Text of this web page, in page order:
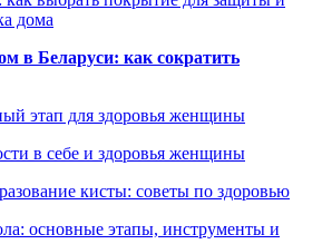
дома
в Беларуси: как сократить
этап для здоровья женщины
в себе и здоровья женщины
кисты: советы по здоровью
основные этапы, инструменты и